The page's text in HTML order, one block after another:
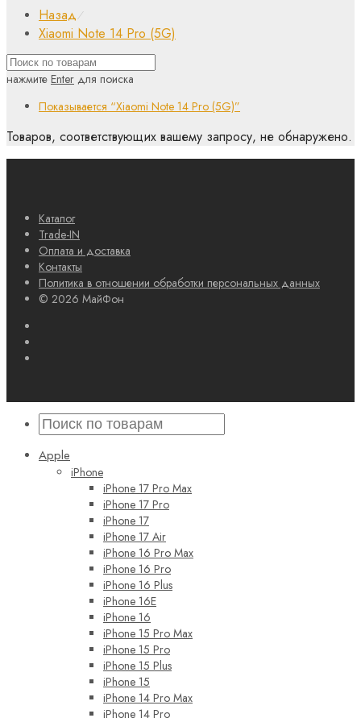
Назад⁄
Xiaomi Note 14 Pro (5G)
нажмите Enter для поиска
Показывается “Xiaomi Note 14 Pro (5G)”
Товаров, соответствующих вашему запросу, не обнаружено.
Каталог
Trade-IN
Оплата и доставка
Контакты
Политика в отношении обработки персональных данных
© 2026 МайФон
Apple
iPhone
iPhone 17 Pro Max
iPhone 17 Pro
iPhone 17
iPhone 17 Air
iPhone 16 Pro Max
iPhone 16 Pro
iPhone 16 Plus
iPhone 16E
iPhone 16
iPhone 15 Pro Max
iPhone 15 Pro
iPhone 15 Plus
iPhone 15
iPhone 14 Pro Max
iPhone 14 Pro